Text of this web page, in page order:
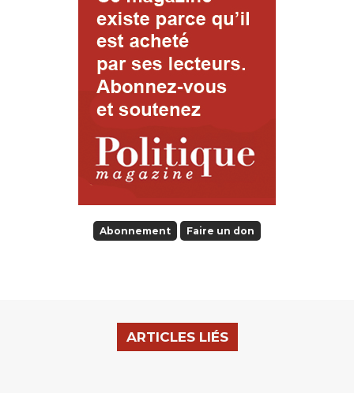
Abonnement Faire un don
ARTICLES LIÉS